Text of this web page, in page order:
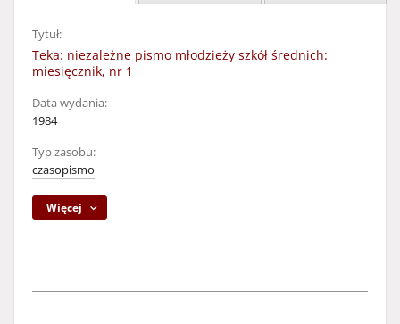
Tytuł:
Teka: niezależne pismo młodzieży szkół średnich:
miesięcznik, nr 1
Data wydania:
1984
Typ zasobu:
czasopismo
Więcej